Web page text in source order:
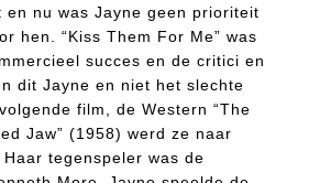
en nu was Jayne geen prioriteit
hen. “Kiss Them For Me” was
succes en de critici en
dit Jayne en niet het slechte
film, de Western “The
Jaw” (1958) werd ze naar
tegenspeler was de